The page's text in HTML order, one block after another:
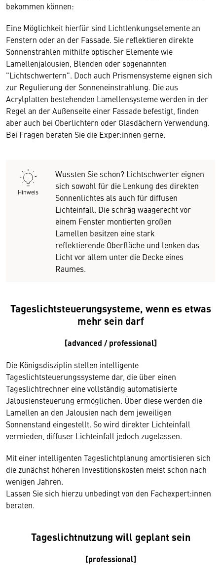
bekommen können:
Eine Möglichkeit hierfür sind Lichtlenkungselemente an
Fenstern oder an der Fassade. Sie reflektieren direkte
Sonnenstrahlen mithilfe optischer Elemente wie
Lamellenjalousien, Blenden oder sogenannten
"Lichtschwertern". Doch auch Prismensysteme eignen sich
zur Regulierung der Sonneneinstrahlung. Die aus
Acrylplatten bestehenden Lamellensysteme werden in der
Regel an der Außenseite einer Fassade befestigt, finden
aber auch bei Oberlichtern oder Glasdächern Verwendung.
Bei Fragen beraten Sie die Exper:innen gerne.
Hinweis
Wussten Sie schon? Lichtschwerter eignen
sich sowohl für die Lenkung des direkten
Sonnenlichtes als auch für diffusen
Lichteinfall. Die schräg waagerecht vor
einem Fenster montierten großen
Lamellen besitzen eine stark
reflektierende Oberfläche und lenken das
Licht vor allem unter die Decke eines
Raumes.
Tageslichtsteuerungsysteme, wenn es etwas
mehr sein darf
[advanced / professional]
Die Königsdisziplin stellen intelligente
Tageslichtsteuerungssysteme dar, die über einen
Tageslichtrechner eine vollständig automatisierte
Jalousiensteuerung ermöglichen. Über diese werden die
Lamellen an den Jalousien nach dem jeweiligen
Sonnenstand eingestellt. So wird direkter Lichteinfall
vermieden, diffuser Lichteinfall jedoch zugelassen.
Mit einer intelligenten Tageslichtplanung amortisieren sich
die zunächst höheren Investitionskosten meist schon nach
wenigen Jahren.
Lassen Sie sich hierzu unbedingt von den Fachexpert:innen
beraten.
Tageslichtnutzung will geplant sein
[professional]